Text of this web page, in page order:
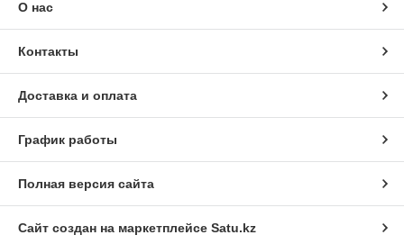
О нас
Контакты
Доставка и оплата
График работы
Полная версия сайта
Сайт создан на маркетплейсе Satu.kz